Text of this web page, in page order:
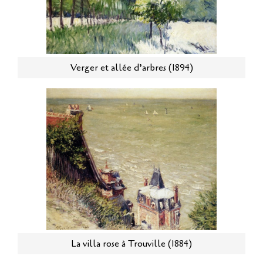
Verger et allée d’arbres (1894)
La villa rose à Trouville (1884)